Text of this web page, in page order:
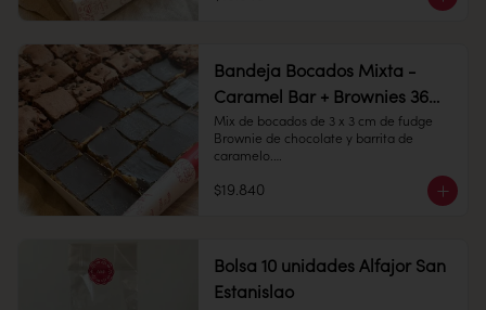
Conservación: Mantener sellado en un
lugar fresco y seco , entre 10-18 °C, 65%
humedad.
Bandeja Bocados Mixta -
Caramel Bar + Brownies 36
Unidades
Mix de bocados de 3 x 3 cm de fudge
Brownie de chocolate y barrita de
caramelo.
36 unidades
humedad.
$19.840
Bolsa 10 unidades Alfajor San
Estanislao